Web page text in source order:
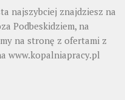
najszybciej znajdziesz na
Podbeskidziem, na
na stronę z ofertami z
www.kopalniapracy.pl